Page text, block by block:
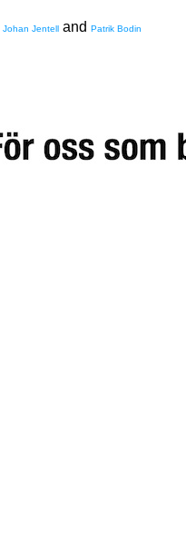
Johan Jentell and Patrik Bodin